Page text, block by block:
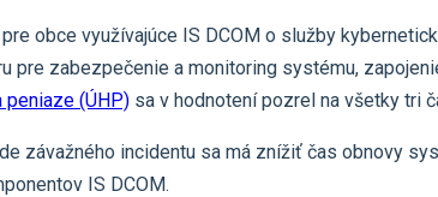
obce využívajúce IS DCOM o služby
zabezpečenie a monitoring systému,
peniaze (ÚHP) sa v hodnotení pozrel na všetky tri
závažného incidentu sa má znížiť čas obnovy
IS DCOM.